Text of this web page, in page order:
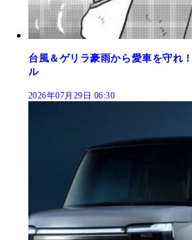
台風＆ゲリラ豪雨から愛車を守
ル
2026年07月29日 06:30